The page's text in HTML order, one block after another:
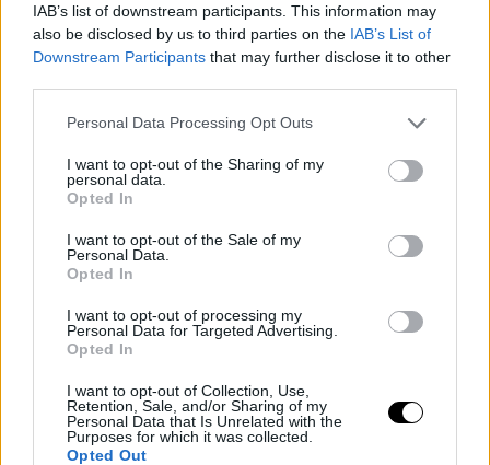
IAB’s list of downstream participants. This information may
also be disclosed by us to third parties on the IAB’s List of
Downstream Participants that may further disclose it to other
Personal Data Processing Opt Outs
I want to opt-out of the Sharing of my
personal data.
Opted In
I want to opt-out of the Sale of my
Personal Data.
Opted In
I want to opt-out of processing my
Personal Data for Targeted Advertising.
Opted In
I want to opt-out of Collection, Use,
Retention, Sale, and/or Sharing of my
Personal Data that Is Unrelated with the
Purposes for which it was collected.
Opted Out